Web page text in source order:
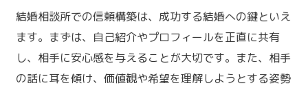
結婚相談所での信頼構築は、成功する結婚への鍵といえ
ます。まずは、自己紹介やプロフィールを正直に共有
し、相手に安心感を与えることが大切です。また、相手
の話に耳を傾け、価値観や希望を理解しようとする姿勢